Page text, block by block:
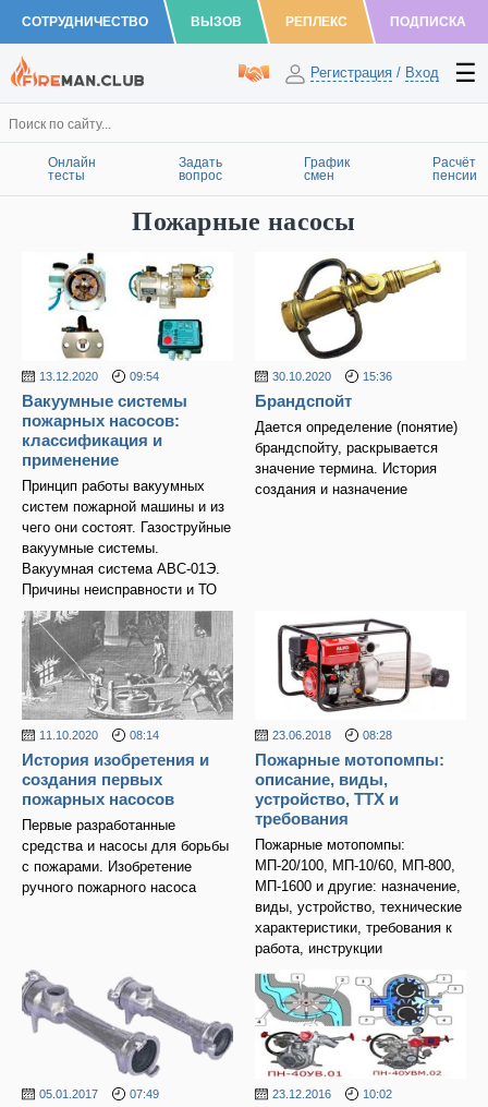
СОТРУДНИЧЕСТВО ВЫЗОВ РЕПЛЕКС ПОДПИСКА
Регистрация / Вход
Онлайн
тесты
Задать
вопрос
График
смен
Расчёт
пенсии
Пожарные насосы
13.12.2020 09:54
Вакуумные системы
пожарных насосов:
классификация и
применение
Принцип работы вакуумных
систем пожарной машины и из
чего они состоят. Газоструйные
вакуумные системы.
Вакуумная система АВС-01Э.
Причины неисправности и ТО
30.10.2020 15:36
Брандспойт
Дается определение (понятие)
брандспойту, раскрывается
значение термина. История
создания и назначение
11.10.2020 08:14
История изобретения и
создания первых
пожарных насосов
Первые разработанные
средства и насосы для борьбы
с пожарами. Изобретение
ручного пожарного насоса
23.06.2018 08:28
Пожарные мотопомпы:
описание, виды,
устройство, ТТХ и
требования
Пожарные мотопомпы:
МП-20/100, МП-10/60, МП-800,
МП-1600 и другие: назначение,
виды, устройство, технические
характеристики, требования к
работа, инструкции
05.01.2017 07:49 23.12.2016 10:02